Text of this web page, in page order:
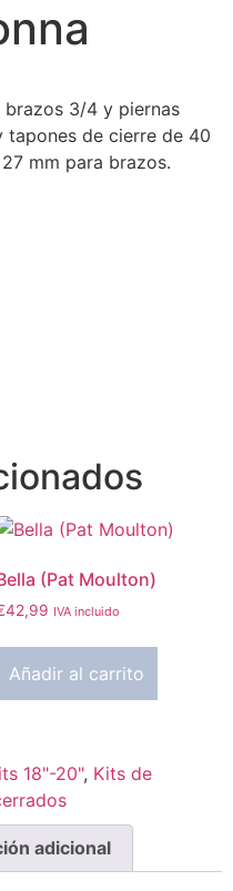
brazos 3/4 y piernas
tapones de cierre de 40
mm para brazos.
(Pat Moulton)
42,99 IVA incluido
Añadir al carrito
18"-20", Kits de
adicional